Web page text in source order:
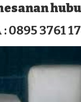
: 0895 3761